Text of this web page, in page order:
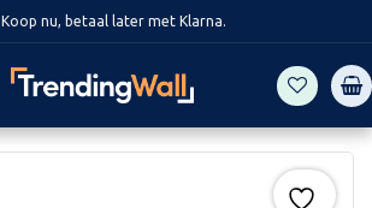
Koop nu, betaal later met Klarna.